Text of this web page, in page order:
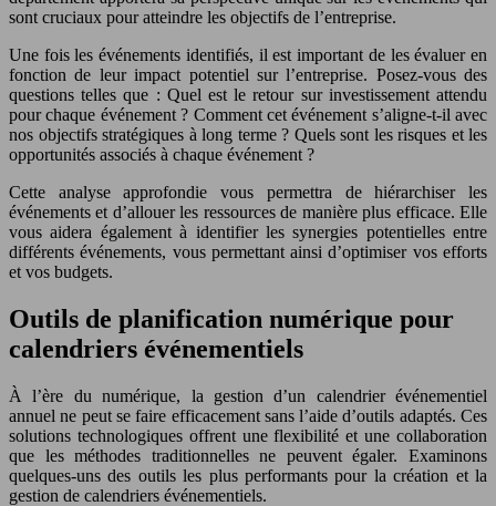
sont cruciaux pour atteindre les objectifs de l’entreprise.
Une fois les événements identifiés, il est important de les évaluer en
fonction de leur impact potentiel sur l’entreprise. Posez-vous des
questions telles que : Quel est le retour sur investissement attendu
pour chaque événement ? Comment cet événement s’aligne-t-il avec
nos objectifs stratégiques à long terme ? Quels sont les risques et les
opportunités associés à chaque événement ?
Cette analyse approfondie vous permettra de hiérarchiser les
événements et d’allouer les ressources de manière plus efficace. Elle
vous aidera également à identifier les synergies potentielles entre
différents événements, vous permettant ainsi d’optimiser vos efforts
et vos budgets.
Outils de planification numérique pour
calendriers événementiels
À l’ère du numérique, la gestion d’un calendrier événementiel
annuel ne peut se faire efficacement sans l’aide d’outils adaptés. Ces
solutions technologiques offrent une flexibilité et une collaboration
que les méthodes traditionnelles ne peuvent égaler. Examinons
quelques-uns des outils les plus performants pour la création et la
gestion de calendriers événementiels.